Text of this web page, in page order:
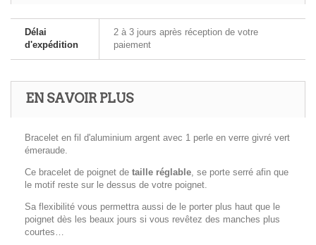
Délai
d'expédition
2 à 3 jours après réception de votre
paiement
EN SAVOIR PLUS
Bracelet en fil d'aluminium argent avec 1 perle en verre givré vert
émeraude.
Ce bracelet de poignet de taille réglable, se porte serré afin que
le motif reste sur le dessus de votre poignet.
Sa flexibilité vous permettra aussi de le porter plus haut que le
poignet dès les beaux jours si vous revêtez des manches plus
courtes…